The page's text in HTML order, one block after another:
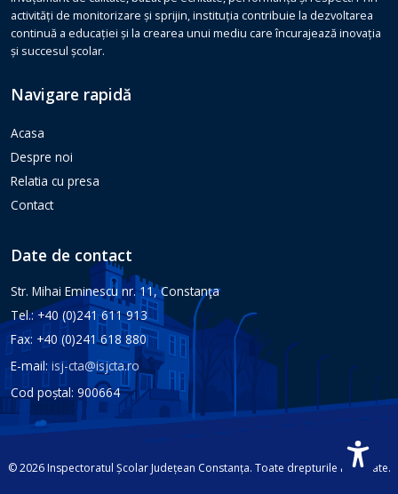
activități de monitorizare și sprijin, instituția contribuie la dezvoltarea
continuă a educației și la crearea unui mediu care încurajează inovația
și succesul școlar.
Navigare rapidă
Acasa
Despre noi
Relatia cu presa
Contact
Date de contact
Str. Mihai Eminescu nr. 11, Constanţa
Tel.: +40 (0)241 611 913
Fax: +40 (0)241 618 880
E-mail:isj-cta@isjcta.ro
Cod poștal: 900664
© 2026 Inspectoratul Școlar Județean Constanța. Toate drepturile rezervate.